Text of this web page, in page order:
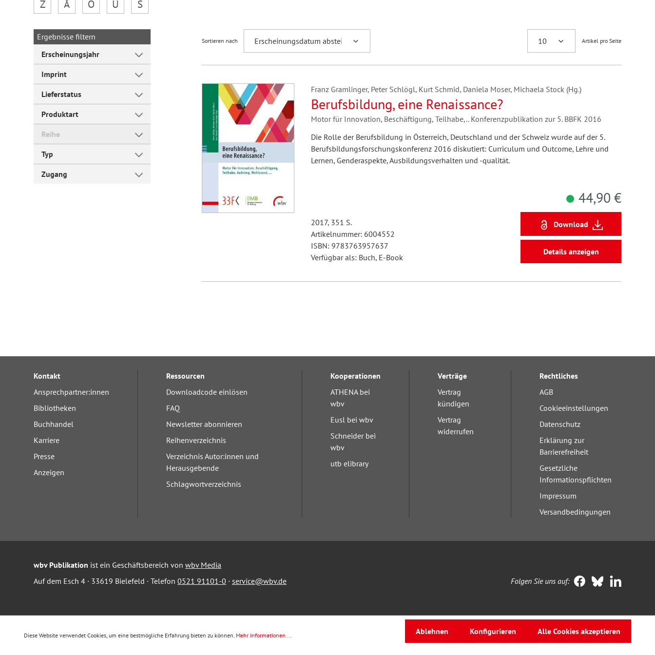
Forum Arbeitslehre
Z
Å Ö Ü Š
Ergebnisse filtern
Erscheinungsjahr
Imprint
Lieferstatus
Produktart
Reihe
Typ
Zugang
Sortieren nach Artikel pro Seite
Franz Gramlinger, Peter Schlögl, Kurt Schmid, Daniela Moser, Michaela Stock (Hg.)
Berufsbildung, eine Renaissance?
Motor für Innovation, Beschäftigung, Teilhabe,.. Konferenzpublikation zur 5. BBFK 2016
Die Rolle der Berufsbildung in Österreich, Deutschland und der Schweiz wurde auf der 5.
Berufsbildungsforschungskonferenz 2016 diskutiert: Curriculum und Outcome, Lehre und
Lernen, Genderaspekte, Ausbildungsverhalten und -qualität.
2017, 351 S.
Artikelnummer: 6004552
ISBN: 9783763957637
Verfügbar als: Buch, E-Book
44,90 €
Download
Details anzeigen
Kontakt
Ansprechpartner:innen
Bibliotheken
Buchhandel
Karriere
Presse
Anzeigen
Ressourcen
Downloadcode einlösen
FAQ
Newsletter abonnieren
Reihenverzeichnis
Verzeichnis Autor:innen und
Herausgebende
Schlagwortverzeichnis
Kooperationen
ATHENA bei
wbv
Eusl bei wbv
Schneider bei
wbv
utb elibrary
Verträge
Vertrag
kündigen
Vertrag
widerrufen
Rechtliches
AGB
Cookieeinstellungen
Datenschutz
Erklärung zur
Barrierefreiheit
Gesetzliche
Informationspflichten
Impressum
Versandbedingungen
wbv Publikation ist ein Geschäftsbereich von wbv Media
Auf dem Esch 4 · 33619 Bielefeld · Telefon 0521 91101-0 · service@wbv.de Folgen Sie uns auf:
Diese Website verwendet Cookies, um eine bestmögliche Erfahrung bieten zu können. Mehr Informationen ... Ablehnen Konfigurieren Alle Cookies akzeptieren